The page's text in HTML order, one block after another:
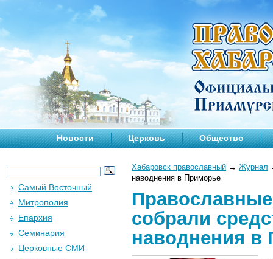
Новости Церковь Общество
Хабаровск православный → Журнал
наводнения в Приморье
собрали
наводнения в
Самый Восточный
Митрополия
Епархия
Семинария
Церковные СМИ